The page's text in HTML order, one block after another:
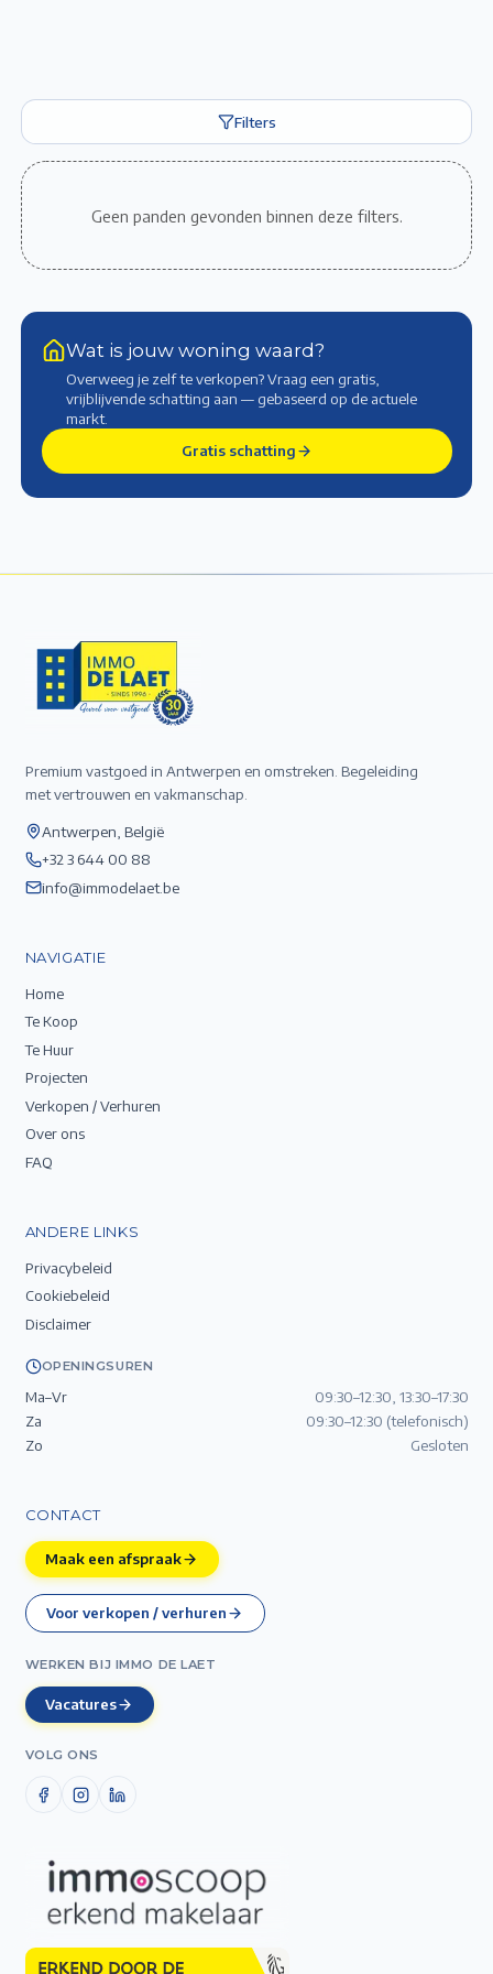
Filters
Geen panden gevonden binnen deze filters.
Wat is jouw woning waard?
Overweeg je zelf te verkopen? Vraag een gratis,
vrijblijvende schatting aan — gebaseerd op de actuele
markt.
Gratis schatting
Premium vastgoed in Antwerpen en omstreken. Begeleiding
met vertrouwen en vakmanschap.
Antwerpen, België
+32 3 644 00 88
info@immodelaet.be
NAVIGATIE
Home
Te Koop
Te Huur
Projecten
Verkopen / Verhuren
Over ons
FAQ
ANDERE LINKS
Privacybeleid
Cookiebeleid
Disclaimer
OPENINGSUREN
Ma–Vr
09:30–12:30, 13:30–17:30
Za
09:30–12:30 (telefonisch)
Zo
Gesloten
CONTACT
Maak een afspraak
Voor verkopen / verhuren
WERKEN BIJ IMMO DE LAET
Vacatures
VOLG ONS